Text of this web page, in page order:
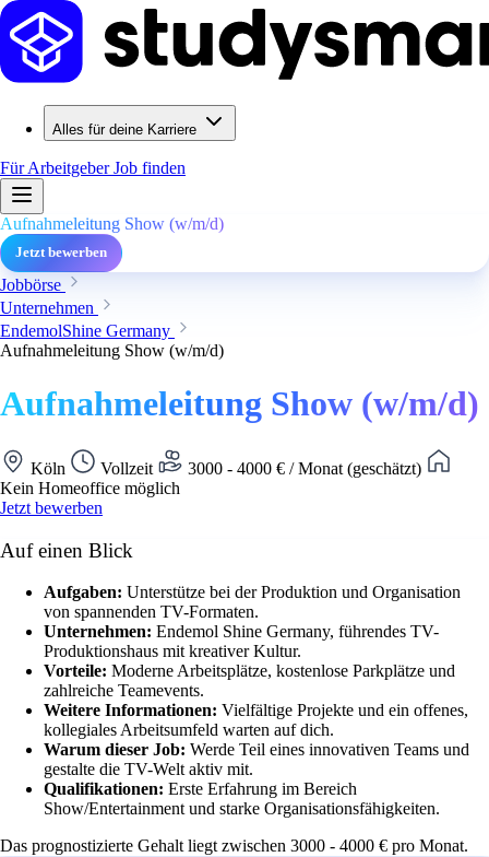
Alles für deine Karriere
Für ArbeitgeberJob finden
Aufnahmeleitung Show (w/m/d)
Jetzt bewerben
Jobbörse
Unternehmen
EndemolShine Germany
Aufnahmeleitung Show (w/m/d)
Aufnahmeleitung Show (w/m/d)
Köln Vollzeit
3000 - 4000 € / Monat (geschätzt)
Kein Homeoffice möglich
Jetzt bewerben
Auf einen Blick
Aufgaben: Unterstütze bei der Produktion und Organisation
von spannenden TV-Formaten.
Unternehmen: Endemol Shine Germany, führendes TV-
Produktionshaus mit kreativer Kultur.
Vorteile: Moderne Arbeitsplätze, kostenlose Parkplätze und
zahlreiche Teamevents.
Weitere Informationen: Vielfältige Projekte und ein offenes,
kollegiales Arbeitsumfeld warten auf dich.
Warum dieser Job: Werde Teil eines innovativen Teams und
gestalte die TV-Welt aktiv mit.
Qualifikationen: Erste Erfahrung im Bereich
Show/Entertainment und starke Organisationsfähigkeiten.
Das prognostizierte Gehalt liegt zwischen 3000 - 4000 € pro Monat.